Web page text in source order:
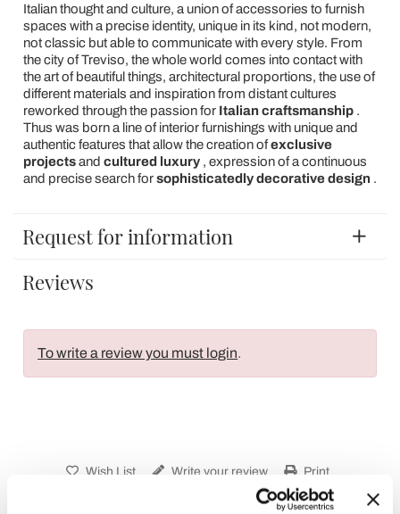
Italian thought and culture, a union of accessories to furnish
spaces with a precise identity, unique in its kind, not modern,
not classic but able to communicate with every style. From
the city of Treviso, the whole world comes into contact with
the art of beautiful things, architectural proportions, the use of
different materials and inspiration from distant cultures
reworked through the passion for Italian craftsmanship.
Thus was born a line of interior furnishings with unique and
authentic features that allow the creation ofexclusive
projectsand cultured luxury, expression of a continuous
and precise search forsophisticatedly decorative design .
Request for information
Reviews
To write a review you must login.
Wish List Write your review Print